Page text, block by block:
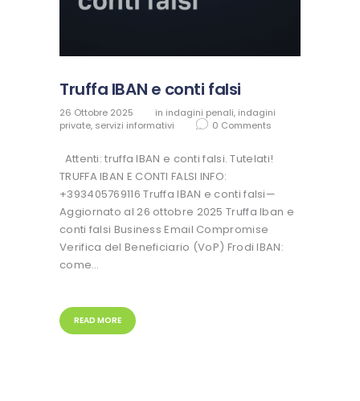
Truffa IBAN e conti falsi
26 Ottobre 2025 in indagini penali, indagini
private, servizi informativi 0 Comments
Attenti: truffa IBAN e conti falsi. Tutelati!
TRUFFA IBAN E CONTI FALSI INFO:
+393405769116 Truffa IBAN e conti falsi—
Aggiornato al 26 ottobre 2025 Truffa Iban e
conti falsi Business Email Compromise
Verifica del Beneficiario (VoP) Frodi IBAN:
come…
READ MORE